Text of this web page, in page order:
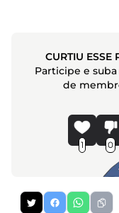
CURTIU ESSE
Participe e
de
1 0